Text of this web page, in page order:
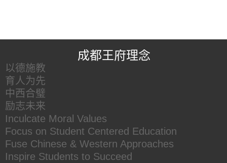
成都王府理念
以德施教
育人为先
中西合璧
励志未来
Inculcate Moral Values
Focus on Student Centered Education
Fuse Chinese & Western Approaches
Inspire Students to Succeed